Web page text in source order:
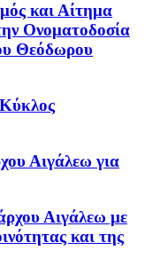
και Αίτημα
Ονοματοδοσία
Θεόδωρου
Αιγάλεω για
Αιγάλεω με
και της